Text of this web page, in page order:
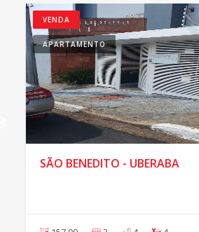
VENDA
APARTAMENTO
SÃO BENEDITO - UBERABA